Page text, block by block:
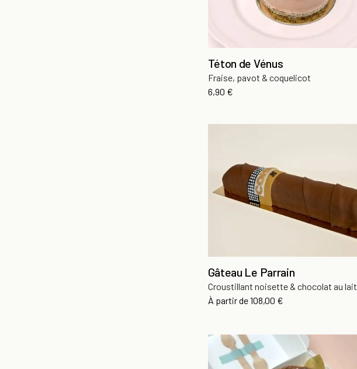
Téton de Vénus
Fraise, pavot & coquelicot
Prix
6,90 €
Gâteau Le Parrain
Croustillant noisette & chocolat au lait
À partir dePrix
108,00 €